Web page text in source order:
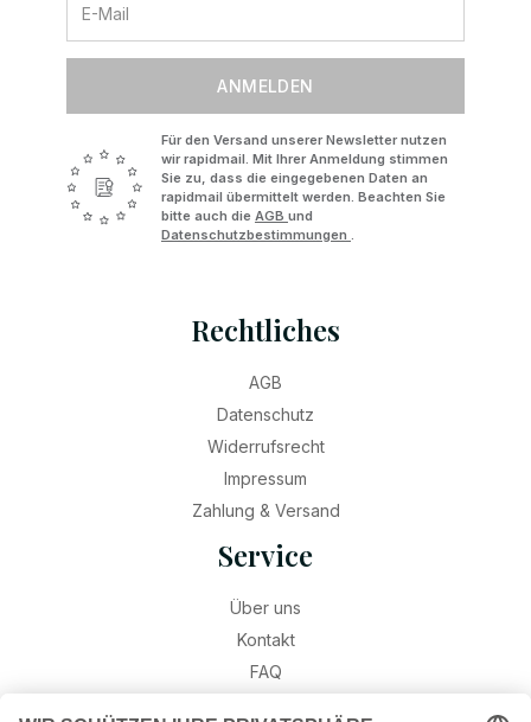
ANMELDEN
Für den Versand unserer Newsletter nutzen
wir rapidmail. Mit Ihrer Anmeldung stimmen
Sie zu, dass die eingegebenen Daten an
rapidmail übermittelt werden. Beachten Sie
bitte auch die AGB und
Datenschutzbestimmungen .
Rechtliches
AGB
Datenschutz
Widerrufsrecht
Impressum
Zahlung & Versand
Service
Über uns
Kontakt
FAQ